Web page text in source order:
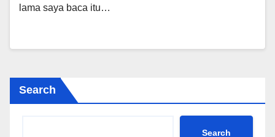
lama saya baca itu…
Search
Search